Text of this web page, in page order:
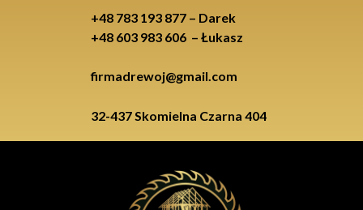
+48 783 193 877 – Darek
+48 603 983 606 – Łukasz
firmadrewoj@gmail.com
32-437 Skomielna Czarna 404